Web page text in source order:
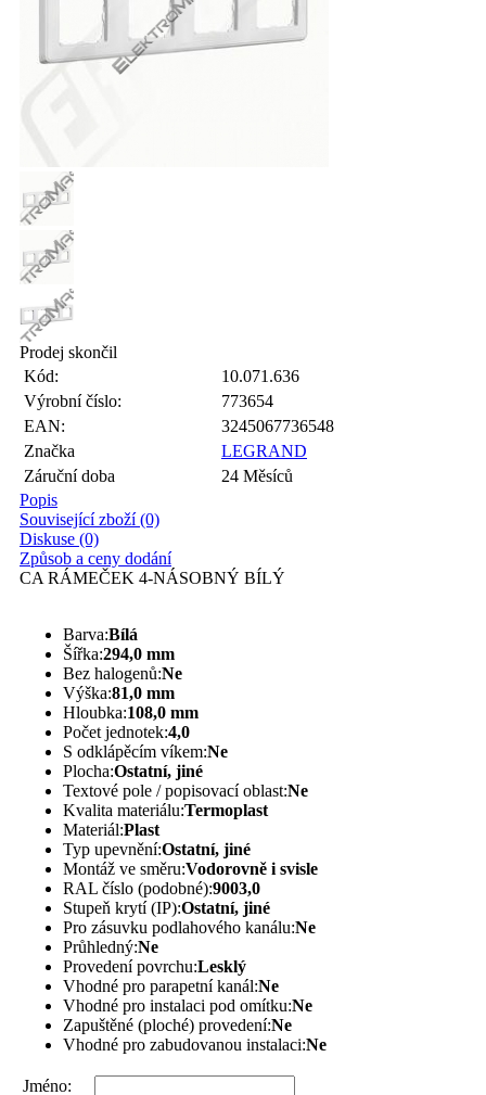
Prodej skončil
Kód:
10.071.636
Výrobní číslo:
773654
EAN:
3245067736548
Značka
LEGRAND
Záruční doba
24 Měsíců
Popis
Související zboží (0)
Diskuse (0)
Způsob a ceny dodání
CA RÁMEČEK 4-NÁSOBNÝ BÍLÝ
Barva:Bílá
Šířka:294,0 mm
Bez halogenů:Ne
Výška:81,0 mm
Hloubka:108,0 mm
Počet jednotek:4,0
S odklápěcím víkem:Ne
Plocha:Ostatní, jiné
Textové pole / popisovací oblast:Ne
Kvalita materiálu:Termoplast
Materiál:Plast
Typ upevnění:Ostatní, jiné
Montáž ve směru:Vodorovně i svisle
RAL číslo (podobné):9003,0
Stupeň krytí (IP):Ostatní, jiné
Pro zásuvku podlahového kanálu:Ne
Průhledný:Ne
Provedení povrchu:Lesklý
Vhodné pro parapetní kanál:Ne
Vhodné pro instalaci pod omítku:Ne
Zapuštěné (ploché) provedení:Ne
Vhodné pro zabudovanou instalaci:Ne
Jméno: